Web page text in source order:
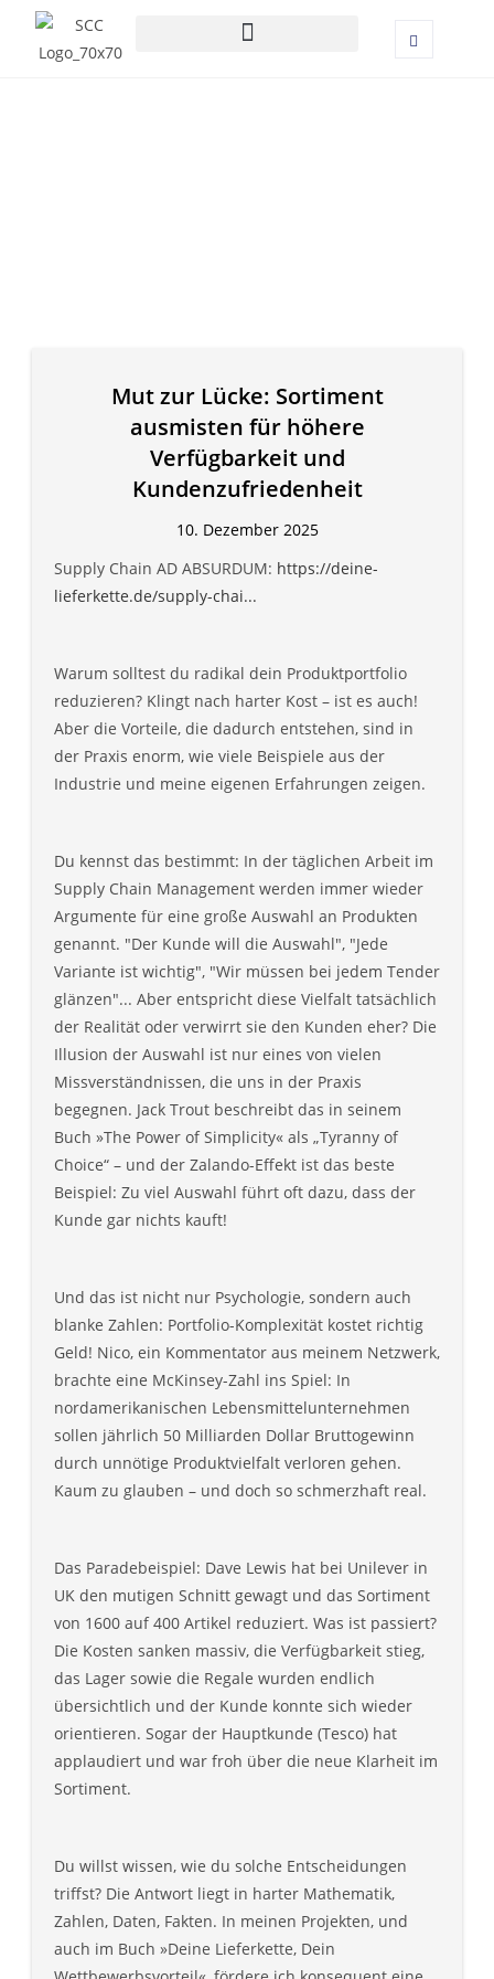
Mut zur Lücke: Sortiment
ausmisten für höhere
Verfügbarkeit und
Kundenzufriedenheit
10. Dezember 2025
Supply Chain AD ABSURDUM: https://deine-
lieferkette.de/supply-chai...
Warum solltest du radikal dein Produktportfolio
reduzieren? Klingt nach harter Kost – ist es auch!
Aber die Vorteile, die dadurch entstehen, sind in
der Praxis enorm, wie viele Beispiele aus der
Industrie und meine eigenen Erfahrungen zeigen.
Du kennst das bestimmt: In der täglichen Arbeit im
Supply Chain Management werden immer wieder
Argumente für eine große Auswahl an Produkten
genannt. "Der Kunde will die Auswahl", "Jede
Variante ist wichtig", "Wir müssen bei jedem Tender
glänzen"... Aber entspricht diese Vielfalt tatsächlich
der Realität oder verwirrt sie den Kunden eher? Die
Illusion der Auswahl ist nur eines von vielen
Missverständnissen, die uns in der Praxis
begegnen. Jack Trout beschreibt das in seinem
Buch »The Power of Simplicity« als „Tyranny of
Choice“ – und der Zalando-Effekt ist das beste
Beispiel: Zu viel Auswahl führt oft dazu, dass der
Kunde gar nichts kauft!
Und das ist nicht nur Psychologie, sondern auch
blanke Zahlen: Portfolio-Komplexität kostet richtig
Geld! Nico, ein Kommentator aus meinem Netzwerk,
brachte eine McKinsey-Zahl ins Spiel: In
nordamerikanischen Lebensmittelunternehmen
sollen jährlich 50 Milliarden Dollar Bruttogewinn
durch unnötige Produktvielfalt verloren gehen.
Kaum zu glauben – und doch so schmerzhaft real.
Das Paradebeispiel: Dave Lewis hat bei Unilever in
UK den mutigen Schnitt gewagt und das Sortiment
von 1600 auf 400 Artikel reduziert. Was ist passiert?
Die Kosten sanken massiv, die Verfügbarkeit stieg,
das Lager sowie die Regale wurden endlich
übersichtlich und der Kunde konnte sich wieder
orientieren. Sogar der Hauptkunde (Tesco) hat
applaudiert und war froh über die neue Klarheit im
Sortiment.
Du willst wissen, wie du solche Entscheidungen
triffst? Die Antwort liegt in harter Mathematik,
Zahlen, Daten, Fakten. In meinen Projekten, und
auch im Buch »Deine Lieferkette, Dein